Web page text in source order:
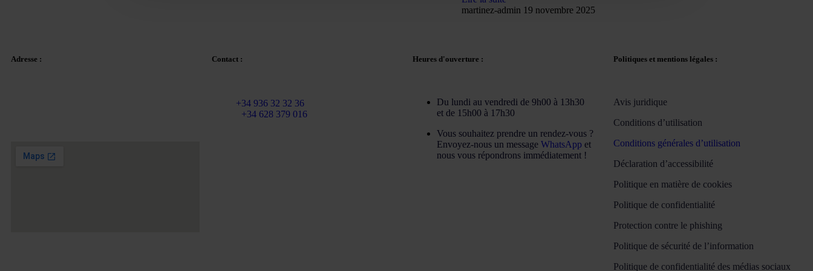
martinez-admin 19 novembre 2025
Adresse : Contact :
+34 936 32 32 36
+34 628 379 016
Heures d'ouverture :
Du lundi au vendredi de 9h00 à 13h30
et de 15h00 à 17h30
Vous souhaitez prendre un rendez-vous ?
Envoyez-nous un message WhatsApp et
nous vous répondrons immédiatement !
Politiques et mentions légales :
Avis juridique
Conditions d’utilisation
Conditions générales d’utilisation
Déclaration d’accessibilité
Politique en matière de cookies
Politique de confidentialité
Protection contre le phishing
Politique de sécurité de l’information
Politique de confidentialité des médias sociaux